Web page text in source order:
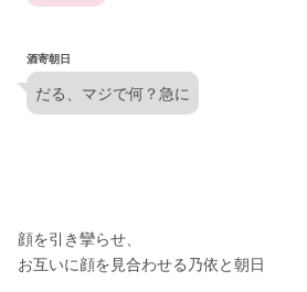
酒寄朝日
だる、マジで何？急に
顔を引き攣らせ、
お互いに顔を見合わせる乃依と朝日